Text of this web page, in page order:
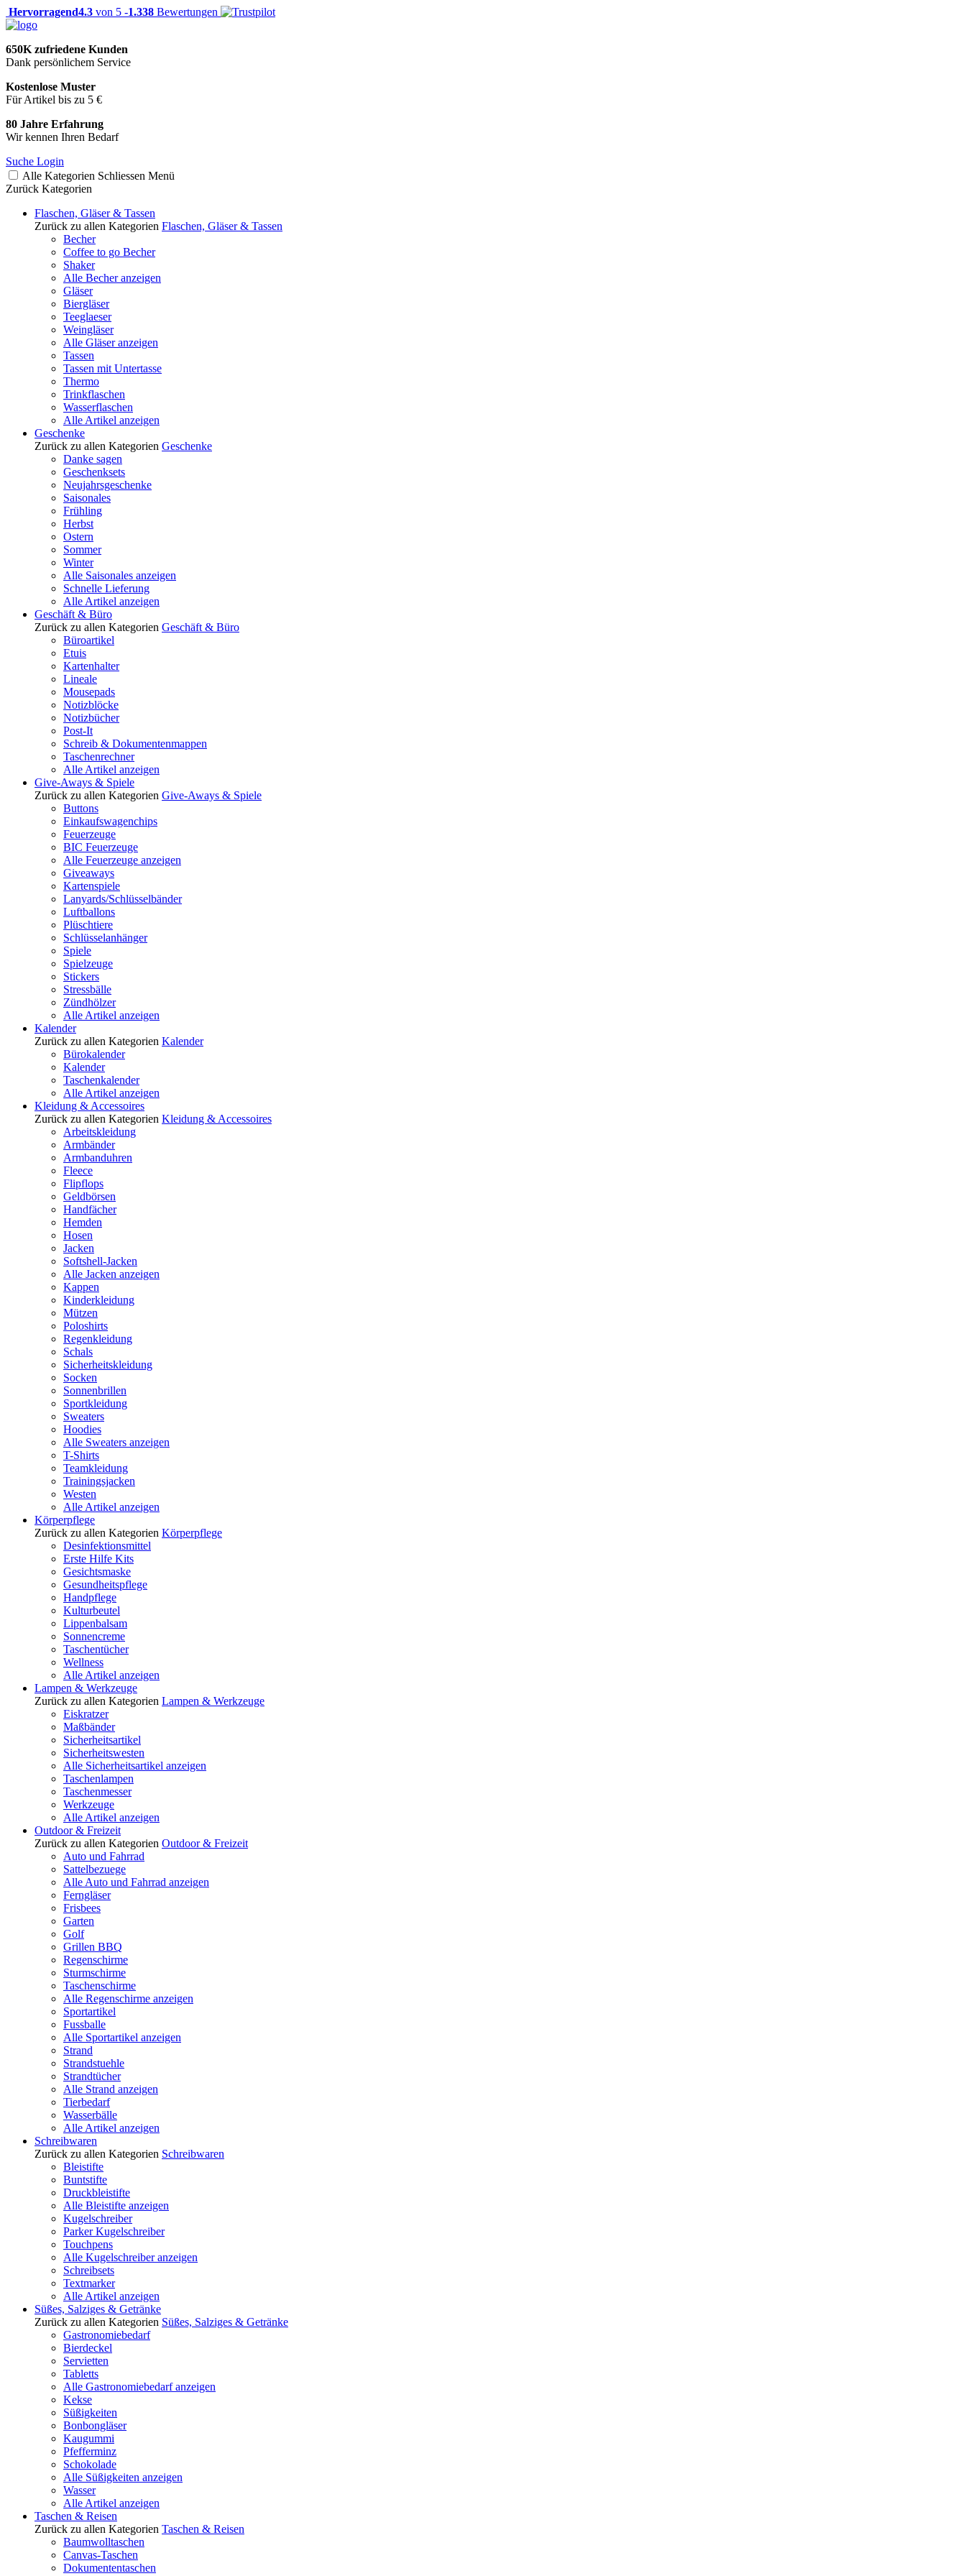
Hervorragend4.3 von 5 -1.338 Bewertungen
650K zufriedene Kunden
Dank persönlichem Service
Kostenlose Muster
Für Artikel bis zu 5 €
80 Jahre Erfahrung
Wir kennen Ihren Bedarf
Suche Login
Alle Kategorien Schliessen Menü
Zurück Kategorien
Flaschen, Gläser & Tassen
Zurück zu allen Kategorien Flaschen, Gläser & Tassen
Becher
Coffee to go Becher
Shaker
Alle Becher anzeigen
Gläser
Biergläser
Teeglaeser
Weingläser
Alle Gläser anzeigen
Tassen
Tassen mit Untertasse
Thermo
Trinkflaschen
Wasserflaschen
Alle Artikel anzeigen
Geschenke
Zurück zu allen Kategorien Geschenke
Danke sagen
Geschenksets
Neujahrsgeschenke
Saisonales
Frühling
Herbst
Ostern
Sommer
Winter
Alle Saisonales anzeigen
Schnelle Lieferung
Alle Artikel anzeigen
Geschäft & Büro
Zurück zu allen Kategorien Geschäft & Büro
Büroartikel
Etuis
Kartenhalter
Lineale
Mousepads
Notizblöcke
Notizbücher
Post-It
Schreib & Dokumentenmappen
Taschenrechner
Alle Artikel anzeigen
Give-Aways & Spiele
Zurück zu allen Kategorien Give-Aways & Spiele
Buttons
Einkaufswagenchips
Feuerzeuge
BIC Feuerzeuge
Alle Feuerzeuge anzeigen
Giveaways
Kartenspiele
Lanyards/Schlüsselbänder
Luftballons
Plüschtiere
Schlüsselanhänger
Spiele
Spielzeuge
Stickers
Stressbälle
Zündhölzer
Alle Artikel anzeigen
Kalender
Zurück zu allen Kategorien Kalender
Bürokalender
Kalender
Taschenkalender
Alle Artikel anzeigen
Kleidung & Accessoires
Zurück zu allen Kategorien Kleidung & Accessoires
Arbeitskleidung
Armbänder
Armbanduhren
Fleece
Flipflops
Geldbörsen
Handfächer
Hemden
Hosen
Jacken
Softshell-Jacken
Alle Jacken anzeigen
Kappen
Kinderkleidung
Mützen
Poloshirts
Regenkleidung
Schals
Sicherheitskleidung
Socken
Sonnenbrillen
Sportkleidung
Sweaters
Hoodies
Alle Sweaters anzeigen
T-Shirts
Teamkleidung
Trainingsjacken
Westen
Alle Artikel anzeigen
Körperpflege
Zurück zu allen Kategorien Körperpflege
Desinfektionsmittel
Erste Hilfe Kits
Gesichtsmaske
Gesundheitspflege
Handpflege
Kulturbeutel
Lippenbalsam
Sonnencreme
Taschentücher
Wellness
Alle Artikel anzeigen
Lampen & Werkzeuge
Zurück zu allen Kategorien Lampen & Werkzeuge
Eiskratzer
Maßbänder
Sicherheitsartikel
Sicherheitswesten
Alle Sicherheitsartikel anzeigen
Taschenlampen
Taschenmesser
Werkzeuge
Alle Artikel anzeigen
Outdoor & Freizeit
Zurück zu allen Kategorien Outdoor & Freizeit
Auto und Fahrrad
Sattelbezuege
Alle Auto und Fahrrad anzeigen
Ferngläser
Frisbees
Garten
Golf
Grillen BBQ
Regenschirme
Sturmschirme
Taschenschirme
Alle Regenschirme anzeigen
Sportartikel
Fussballe
Alle Sportartikel anzeigen
Strand
Strandstuehle
Strandtücher
Alle Strand anzeigen
Tierbedarf
Wasserbälle
Alle Artikel anzeigen
Schreibwaren
Zurück zu allen Kategorien Schreibwaren
Bleistifte
Buntstifte
Druckbleistifte
Alle Bleistifte anzeigen
Kugelschreiber
Parker Kugelschreiber
Touchpens
Alle Kugelschreiber anzeigen
Schreibsets
Textmarker
Alle Artikel anzeigen
Süßes, Salziges & Getränke
Zurück zu allen Kategorien Süßes, Salziges & Getränke
Gastronomiebedarf
Bierdeckel
Servietten
Tabletts
Alle Gastronomiebedarf anzeigen
Kekse
Süßigkeiten
Bonbongläser
Kaugummi
Pfefferminz
Schokolade
Alle Süßigkeiten anzeigen
Wasser
Alle Artikel anzeigen
Taschen & Reisen
Zurück zu allen Kategorien Taschen & Reisen
Baumwolltaschen
Canvas-Taschen
Dokumententaschen